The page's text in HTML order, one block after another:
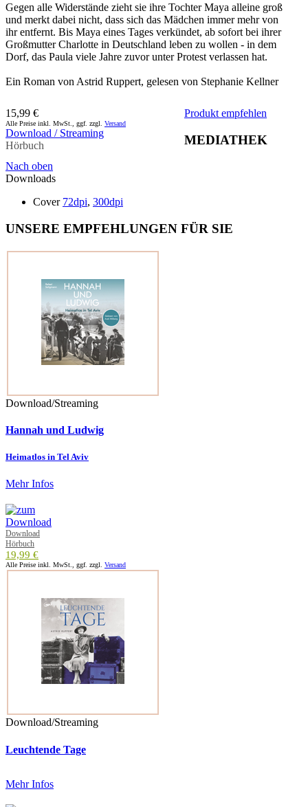
Gegen alle Widerstände zieht sie ihre Tochter Maya alleine groß
und merkt dabei nicht, dass sich das Mädchen immer mehr von
ihr entfernt. Bis Maya eines Tages verkündet, ab sofort bei ihrer
Großmutter Charlotte in Deutschland leben zu wollen - in dem
Dorf, das Paula viele Jahre zuvor unter Protest verlassen hat.
Ein Roman von Astrid Ruppert, gelesen von Stephanie Kellner
15,99 €
Alle Preise inkl. MwSt., ggf. zzgl. Versand
Download / Streaming
Hörbuch
Produkt empfehlen
MEDIATHEK
Nach oben
Downloads
Cover 72dpi, 300dpi
UNSERE EMPFEHLUNGEN FÜR SIE
Download/Streaming
Hannah und Ludwig
Heimatlos in Tel Aviv
Mehr Infos
Download
Hörbuch
19,99 €
Alle Preise inkl. MwSt., ggf. zzgl. Versand
Download/Streaming
Leuchtende Tage
Mehr Infos